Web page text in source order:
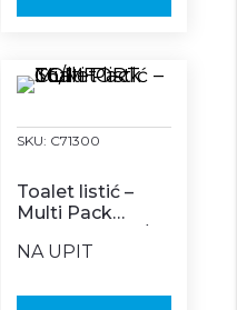
SKU: C71300
Toalet listić –
Multi Pack
NA UPIT